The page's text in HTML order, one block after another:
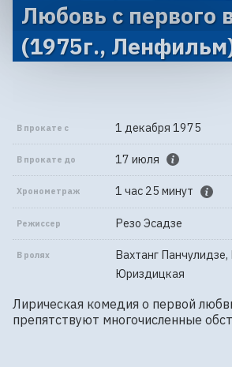
Любовь с первого
(1975г.,
В прокате с 1 декабря 1975
В прокате до 17 июля
Хронометраж 1 час 25 минут
Режиссер Резо Эсадзе
В ролях
Вахтанг Панчулидзе,
Юриздицкая
Лирическая комедия о первой
препятствуют многочисленные